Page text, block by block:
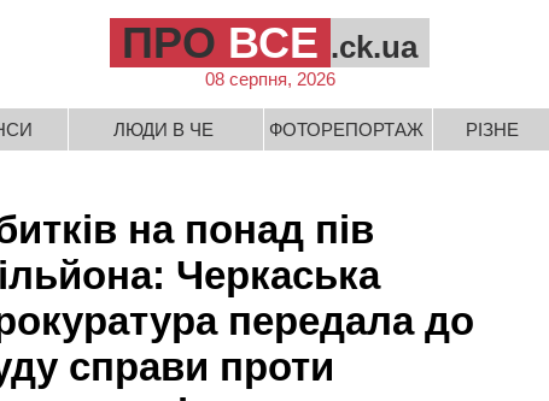
ПРО ВСЕ .ck.ua
08 серпня, 2026
ЛЮДИ В ЧЕ ФОТОРЕПОРТАЖ РІЗНЕ
на понад пів
Черкаська
передала до
справи проти